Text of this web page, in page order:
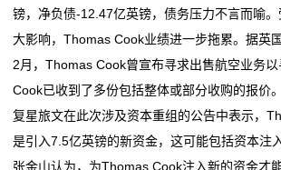
镑，净负债-12.47亿英镑，债务压力不言而喻
大影响，Thomas Cook业绩进一步拖累。据英
2月，Thomas Cook曾宣布寻求出售航空业务
Cook已收到了多份包括整体或部分收购的报价。
复星旅文在此次涉及资本重组的公告中表示，
是引入7.5亿英镑的新资金，这可能包括资本注
张金山认为，为Thomas Cook注入新的资金才